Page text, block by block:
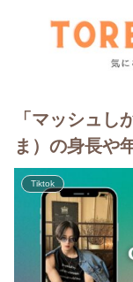
「マッシュし
ま）の身長や
Tiktok